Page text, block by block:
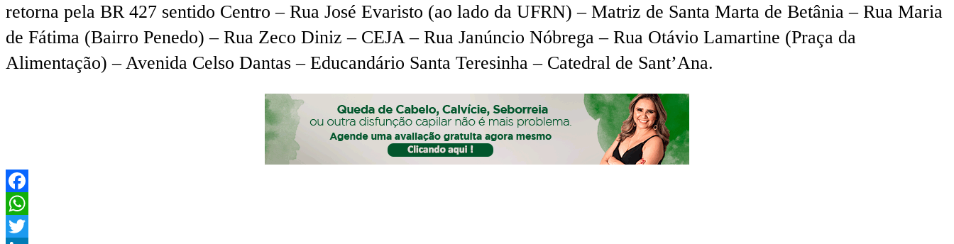
retorna pela BR 427 sentido Centro – Rua José Evaristo (ao lado da UFRN) – Matriz de Santa Marta de Betânia – Rua Maria
de Fátima (Bairro Penedo) – Rua Zeco Diniz – CEJA – Rua Janúncio Nóbrega – Rua Otávio Lamartine (Praça da
Alimentação) – Avenida Celso Dantas – Educandário Santa Teresinha – Catedral de Sant’Ana.
Facebook
WhatsApp